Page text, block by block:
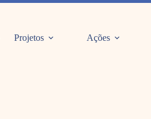
Projetos Ações